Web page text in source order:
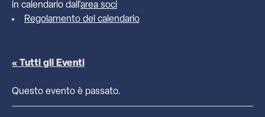
in calendario dall'area soci
Regolamento del calendario
« Tutti gli Eventi
Questo evento è passato.